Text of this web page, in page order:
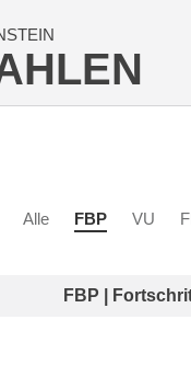
Alle FBP VU
FBP |